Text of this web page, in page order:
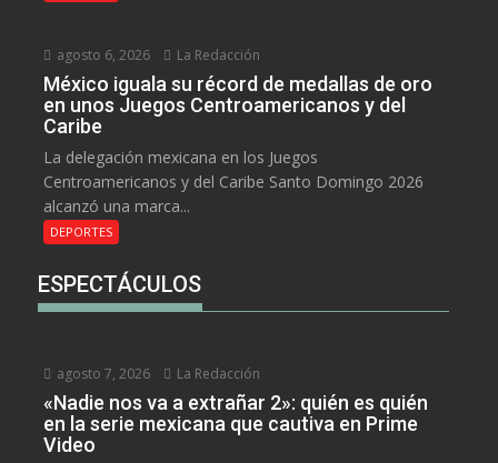
agosto 6, 2026 La Redacción
México iguala su récord de medallas de oro
en unos Juegos Centroamericanos y del
Caribe
La delegación mexicana en los Juegos
Centroamericanos y del Caribe Santo Domingo 2026
alcanzó una marca...
DEPORTES
ESPECTÁCULOS
agosto 7, 2026 La Redacción
«Nadie nos va a extrañar 2»: quién es quién
en la serie mexicana que cautiva en Prime
Video